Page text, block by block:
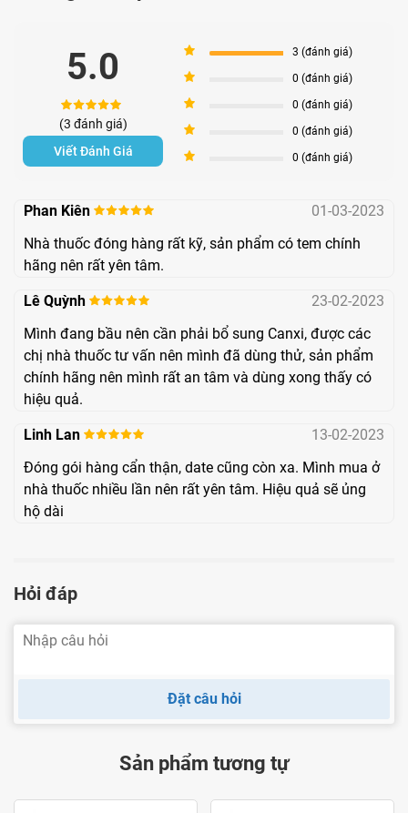
Kẽm (kẽm sulfat) 5mg
Vitamin D3
(Cholecalciferol)
5μg
Phân tích tác dụng:
Calci (calci carbonat):
Đóng vai trò quan trọng trong
sự hình thành xương và răng, tăng mật độ xương
giúp phòng ngừa loãng xương giúp nhanh lành các
thiết cho hoạt động của tim mạch và ổn định hệ thần
kinh.
Magnesi (Magnesi hydroxyd):
quá trình hấp thụ Canxi
đóng vai trò giúp cơ thể xây
dựng các tế bào xương mới, giảm tỷ lệ gãy xương do
loãng xương.
Kẽm:
giúp phát huy tác dụng của Canxi giúp ổn định hệ
thần kinh khỏe mạnh.
tổng hợp Osteocalcin giúp tăng cường hấp thu và
xương và tăng trưởng cơ bắp, giảm nguy cơ gãy
5.0
(3 đánh giá)
5 3 (đánh giá)
4 0 (đánh giá)
3 0 (đánh giá)
2 0 (đánh giá)
1 0 (đánh giá)
Viết Đánh Giá
Phan Kiên
01-03-2023
Nhà thuốc đóng hàng rất kỹ, sản phẩm có tem chính
hãng nên rất yên tâm.
Lê Quỳnh
23-02-2023
Mình đang bầu nên cần phải bổ sung Canxi, được các
chị nhà thuốc tư vấn nên mình đã dùng thử, sản phẩm
chính hãng nên mình rất an tâm và dùng xong thấy có
hiệu quả.
Linh Lan
13-02-2023
Đóng gói hàng cẩn thận, date cũng còn xa. Mình mua ở
nhà thuốc nhiều lần nên rất yên tâm. Hiệu quả sẽ ủng
hộ dài
Hỏi đáp
Đặt câu hỏi
Sản phẩm tương tự